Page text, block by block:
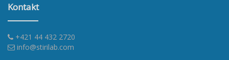
Kontakt
+421 44 432 2720
info@stirilab.com